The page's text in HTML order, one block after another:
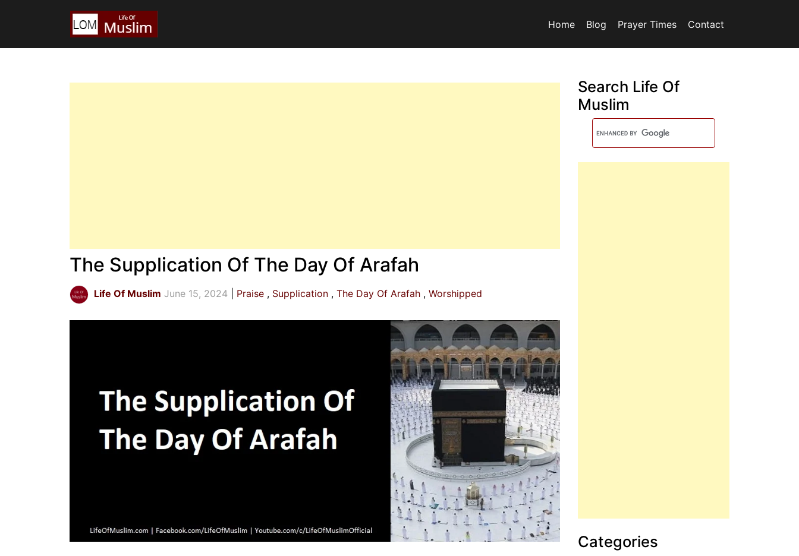
Home Blog Prayer Times Contact
The Supplication Of The Day Of Arafah
Life Of Muslim June 15, 2024 Praise Supplication The Day Of Arafah Worshipped
Search Life Of
Muslim
Categories